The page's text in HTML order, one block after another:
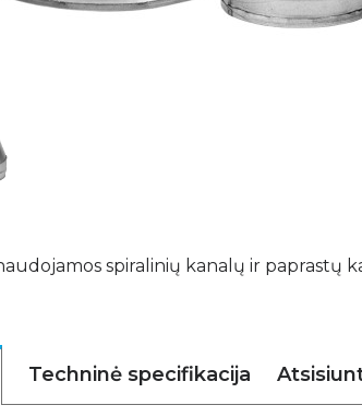
spiralinių kanalų ir paprastų
Techninė specifikacija